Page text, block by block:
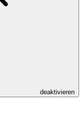
deaktivieren